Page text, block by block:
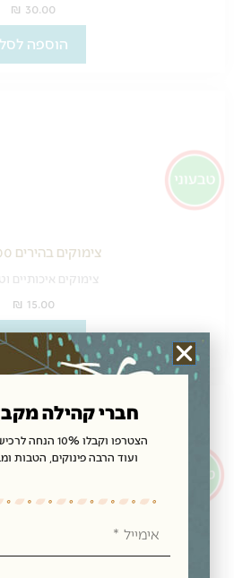
₪ 30.00
הוספה לסל
צימוקים בהירים 200 ג"ר
צימוקים איכותיים
₪ 15.00
הוספה
חברי קהילה
הצטרפו וקבלו 10% הנחה לרכישה ראשונה באתר
ועוד הרבה פינוקים, הטבות